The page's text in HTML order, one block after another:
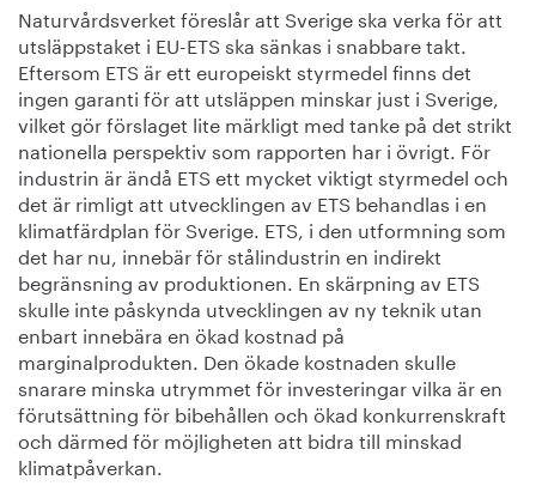
Naturvårdsverket föreslår att Sverige ska verka för att
utsläppstaket i EU-ETS ska sänkas i snabbare takt.
Eftersom ETS är ett europeiskt styrmedel finns det
ingen garanti för att utsläppen minskar just i Sverige,
vilket gör förslaget lite märkligt med tanke på det strikt
nationella perspektiv som rapporten har i övrigt. För
industrin är ändå ETS ett mycket viktigt styrmedel och
det är rimligt att utvecklingen av ETS behandlas i en
klimatfärdplan för Sverige. ETS, i den utformning som
det har nu, innebär för stålindustrin en indirekt
begränsning av produktionen. En skärpning av ETS
skulle inte påskynda utvecklingen av ny teknik utan
enbart innebära en ökad kostnad på
marginalprodukten. Den ökade kostnaden skulle
snarare minska utrymmet för investeringar vilka är en
förutsättning för bibehållen och ökad konkurrenskraft
och därmed för möjligheten att bidra till minskad
klimatpåverkan.